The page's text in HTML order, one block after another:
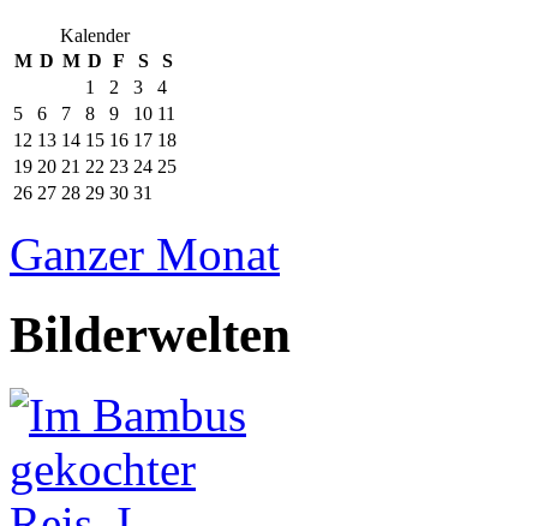
Kalender
M D M D F S
S
1
2 3
4
5
6 7 8 9 10 11
12 13 14 15 16 17 18
19 20 21 22 23 24 25
26 27 28 29 30 31
Ganzer Monat
Bilderwelten